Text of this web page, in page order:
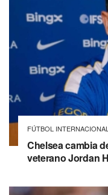
FÚTBOL INTERNACIONAL
Chelsea cambia
veterano Jordan